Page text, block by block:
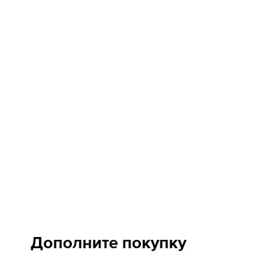
Дополните покупку